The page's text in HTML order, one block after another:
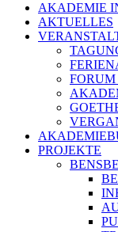
AKADEMIE
AKTUELLES
FORUM
PROJEKTE